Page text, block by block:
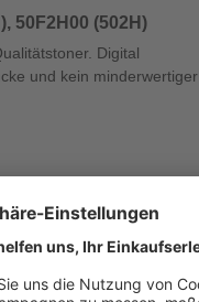
50F2H00 (502H)
Digital
und kein minderwertiger